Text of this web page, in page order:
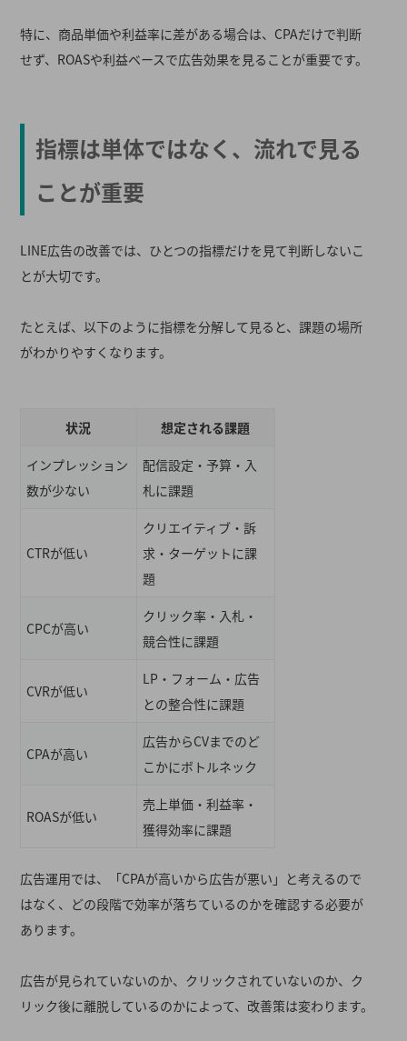
特に、商品単価や利益率に差がある場合は、CPAだけで判断
せず、ROASや利益ベースで広告効果を見ることが重要です。
指標は単体ではなく、流れで見る
ことが重要
LINE広告の改善では、ひとつの指標だけを見て判断しないこ
とが大切です。
たとえば、以下のように指標を分解して見ると、課題の場所
がわかりやすくなります。
状況 想定される課題
インプレッション
数が少ない
配信設定・予算・入
札に課題
CTRが低い
クリエイティブ・訴
求・ターゲットに課
題
CPCが高い
クリック率・入札・
競合性に課題
CVRが低い
LP・フォーム・広告
との整合性に課題
CPAが高い
広告からCVまでのど
こかにボトルネック
ROASが低い
売上単価・利益率・
獲得効率に課題
広告運用では、「CPAが高いから広告が悪い」と考えるので
はなく、どの段階で効率が落ちているのかを確認する必要が
あります。
広告が見られていないのか、クリックされていないのか、ク
リック後に離脱しているのかによって、改善策は変わります。